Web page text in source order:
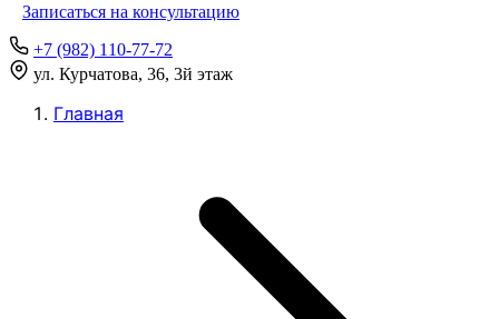
Записаться на консультацию
+7 (982) 110-77-72
ул. Курчатова, 36, 3й этаж
Главная